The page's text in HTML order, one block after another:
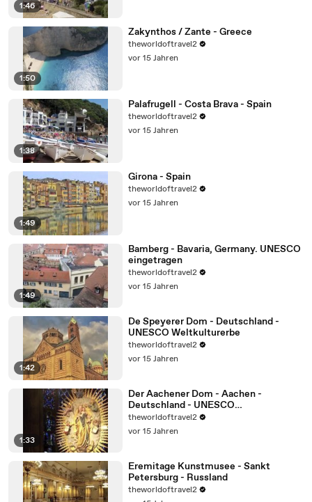
1:46
1:50
Zakynthos / Zante - Greece
theworldoftravel2
vor 15 Jahren
1:38
Palafrugell - Costa Brava - Spain
theworldoftravel2
vor 15 Jahren
1:49
Girona - Spain
theworldoftravel2
vor 15 Jahren
1:49
Bamberg - Bavaria, Germany. UNESCO
eingetragen
theworldoftravel2
vor 15 Jahren
1:42
De Speyerer Dom - Deutschland -
UNESCO Weltkulturerbe
theworldoftravel2
vor 15 Jahren
1:33
Der Aachener Dom - Aachen -
Deutschland - UNESCO
Weltkulturerbe
theworldoftravel2
vor 15 Jahren
Eremitage Kunstmusee - Sankt
Petersburg - Russland
theworldoftravel2